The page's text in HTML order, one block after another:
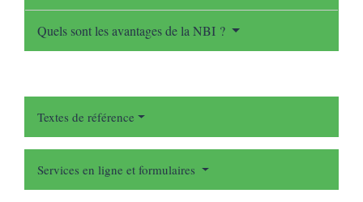
Quels sont les avantages de la NBI ?
Textes de référence
Services en ligne et formulaires